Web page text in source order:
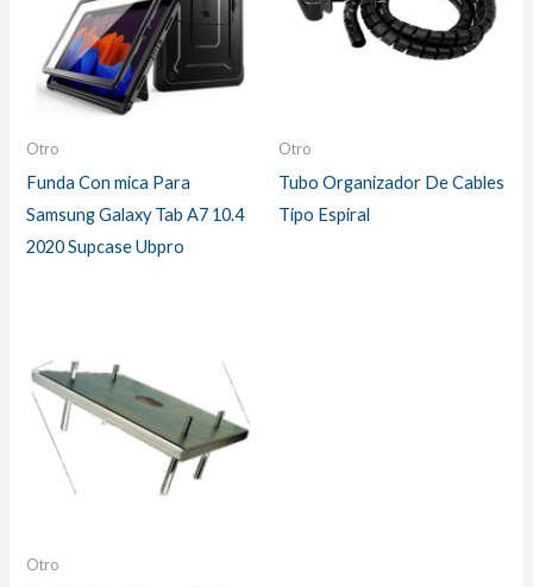
Otro
Funda Con mica Para
Samsung Galaxy Tab A7 10.4
2020 Supcase Ubpro
Otro
Tubo Organizador De Cables
Tipo Espiral
Otro